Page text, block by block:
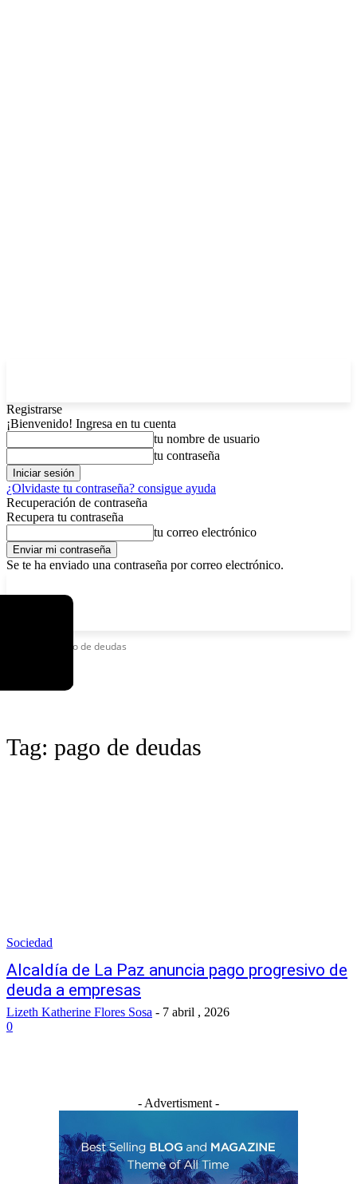
Registrarse
¡Bienvenido! Ingresa en tu cuenta
tu nombre de usuario
tu contraseña
¿Olvidaste tu contraseña? consigue ayuda
Recuperación de contraseña
Recupera tu contraseña
tu correo electrónico
Se te ha enviado una contraseña por correo electrónico.
Pago de deudas
Tag: pago de deudas
Sociedad
Alcaldía de La Paz anuncia pago progresivo de
deuda a empresas
Lizeth Katherine Flores Sosa - 7 abril , 2026
0
- Advertisment -